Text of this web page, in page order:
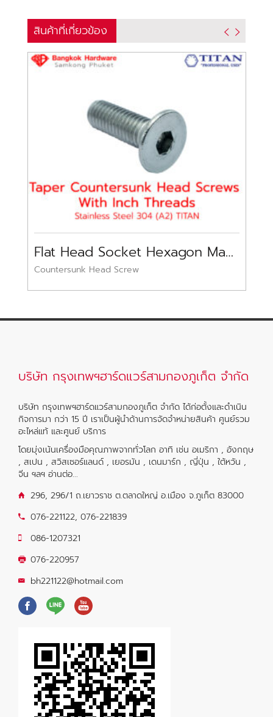
สินค้าที่เกี่ยวข้อง
Flat Head Socket Hexagon Machine Screw Stainless Steel SUS304 TITAN
Countersunk Head Screw
บริษัท กรุงเทพฯฮาร์ดแวร์สามกองภูเก็ต จำกัด
บริษัท กรุงเทพฯฮาร์ดแวร์สามกองภูเก็ต จำกัด ได้ก่อตั้งและดำเนิน
กิจการมา กว่า 15 ปี เราเป็นผู้นำด้านการจัดจำหน่ายสินค้า ศูนย์รวม
อะไหล่แท้ และศูนย์ บริการ
โดยมุ่งเน้นเครื่องมือคุณภาพจากทั่วโลก อาทิ เช่น อเมริกา , อังกฤษ
, สเปน , สวิสเซอร์แลนด์ , เยอรมัน , เดนมาร์ก , ญี่ปุ่น , ใต้หวัน ,
จีน ฯลฯ อ่านต่อ...
296, 296/1 ถ.เยาวราช ต.ตลาดใหญ่ อ.เมือง จ.ภูเก็ต 83000
076-221122, 076-221839
086-1207321
076-220957
bh221122@hotmail.com